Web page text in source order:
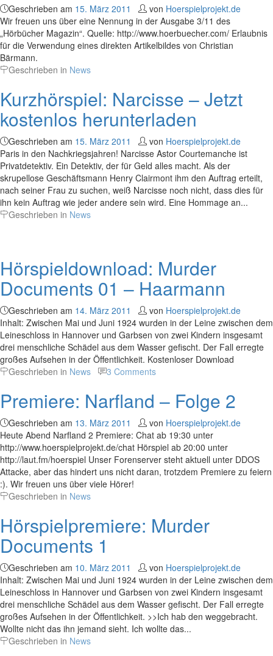
Geschrieben am 15. März 2011 von Hoerspielprojekt.de
Wir freuen uns über eine Nennung in der Ausgabe 3/11 des
„Hörbücher Magazin“. Quelle: http://www.hoerbuecher.com/ Erlaubnis
für die Verwendung eines direkten Artikelbildes von Christian
Bärmann.
Geschrieben in News
Kurzhörspiel: Narcisse – Jetzt
kostenlos herunterladen
Geschrieben am 15. März 2011 von Hoerspielprojekt.de
Paris in den Nachkriegsjahren! Narcisse Astor Courtemanche ist
Privatdetektiv. Ein Detektiv, der für Geld alles macht. Als der
skrupellose Geschäftsmann Henry Clairmont ihm den Auftrag erteilt,
nach seiner Frau zu suchen, weiß Narcisse noch nicht, dass dies für
ihn kein Auftrag wie jeder andere sein wird. Eine Hommage an...
Geschrieben in News
Hörspieldownload: Murder
Documents 01 – Haarmann
Geschrieben am 14. März 2011 von Hoerspielprojekt.de
Inhalt: Zwischen Mai und Juni 1924 wurden in der Leine zwischen dem
Leineschloss in Hannover und Garbsen von zwei Kindern insgesamt
drei menschliche Schädel aus dem Wasser gefischt. Der Fall erregte
großes Aufsehen in der Öffentlichkeit. Kostenloser Download
Geschrieben in News 3 Comments
Premiere: Narfland – Folge 2
Geschrieben am 13. März 2011 von Hoerspielprojekt.de
Heute Abend Narfland 2 Premiere: Chat ab 19:30 unter
http://www.hoerspielprojekt.de/chat Hörspiel ab 20:00 unter
http://laut.fm/hoerspiel Unser Forenserver steht aktuell unter DDOS
Attacke, aber das hindert uns nicht daran, trotzdem Premiere zu feiern
:). Wir freuen uns über viele Hörer!
Geschrieben in News
Hörspielpremiere: Murder
Documents 1
Geschrieben am 10. März 2011 von Hoerspielprojekt.de
Inhalt: Zwischen Mai und Juni 1924 wurden in der Leine zwischen dem
Leineschloss in Hannover und Garbsen von zwei Kindern insgesamt
drei menschliche Schädel aus dem Wasser gefischt. Der Fall erregte
großes Aufsehen in der Öffentlichkeit. >>Ich hab den weggebracht.
Wollte nicht das ihn jemand sieht. Ich wollte das...
Geschrieben in News